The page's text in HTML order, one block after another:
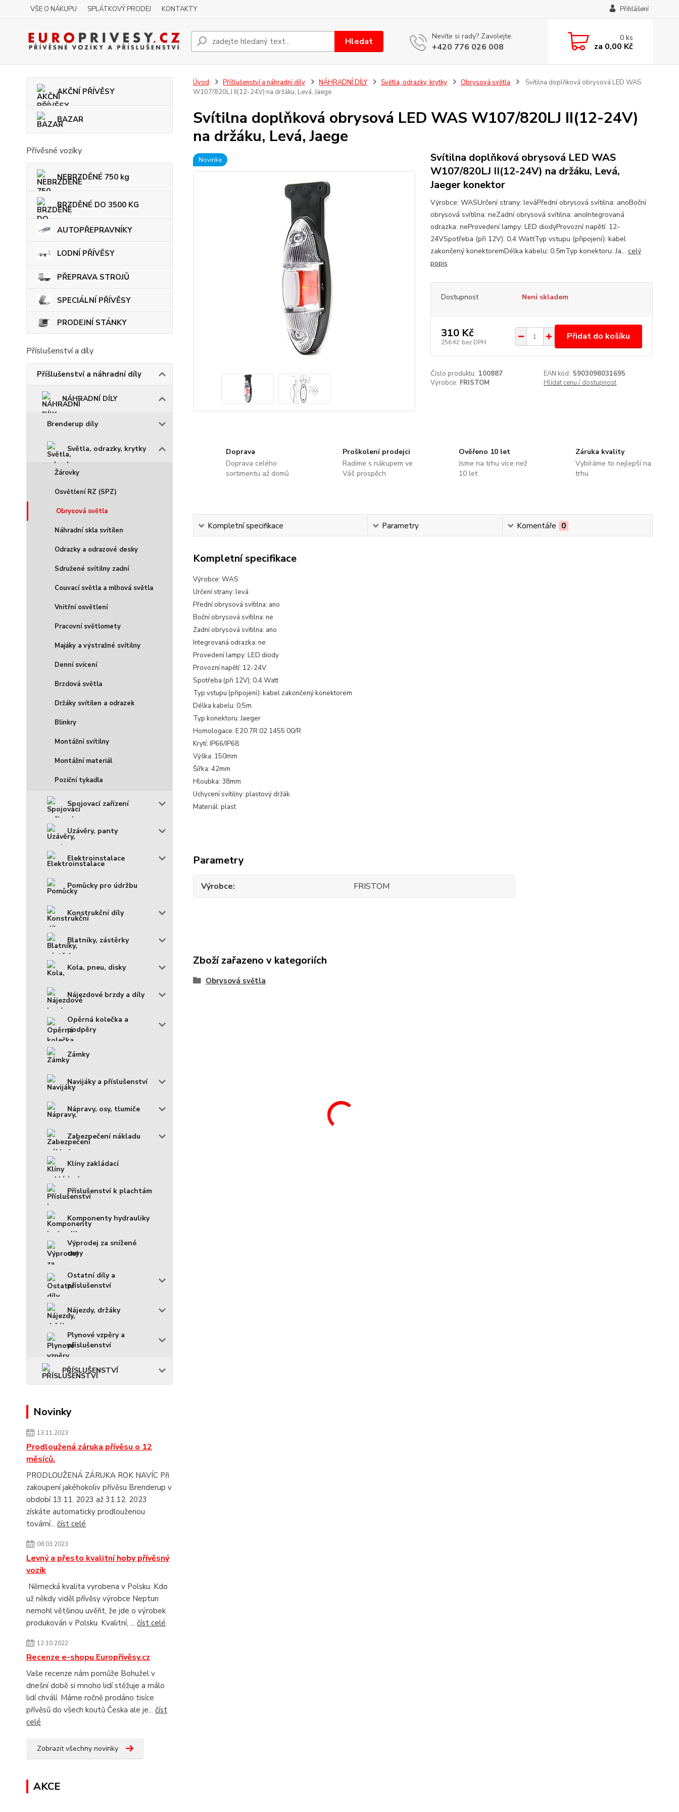
VŠE O NÁKUPU SPLÁTKOVÝ PRODEJ KONTAKTY Přihlášení
Hledat Nevíte si rady? Zavolejte.
+420 776 026 008
0ks
za 0,00 Kč
AKČNÍ PŘÍVĚSY
BAZAR
Přívěsné vozíky
NEBRZDĚNÉ 750 kg
BRZDĚNÉ DO 3500 KG
AUTOPŘEPRAVNÍKY
LODNÍ PŘÍVĚSY
PŘEPRAVA STROJŮ
SPECIÁLNÍ PŘÍVĚSY
PRODEJNÍ STÁNKY
Příslušenství a díly
Příšlušenství a náhradní díly
NÁHRADNÍ DÍLY
Brenderup díly
Světla, odrazky, krytky
Žárovky
Osvětlení RZ (SPZ)
Obrysová světla
Náhradní skla svítilen
Odrazky a odrazové desky
Sdružené svítilny zadní
Couvací světla a mlhová světla
Vnitřní osvětlení
Pracovní světlomety
Majáky a výstražné svítilny
Denní svícení
Brzdová světla
Držáky svítilen a odrazek
Blinkry
Montážní svítilny
Montážní materiál
Poziční tykadla
Spojovací zařízení
Uzávěry, panty
Elektroinstalace
Pomůcky pro údržbu
Konstrukční díly
Blatníky, zástěrky
Kola, pneu, disky
Nájezdové brzdy a díly
Opěrná kolečka a
podpěry
Zámky
Navijáky a příslušenství
Nápravy, osy, tlumiče
Zabezpečení nákladu
Klíny zakládací
Příslušenství k plachtám
Komponenty hydrauliky
Výprodej za snížené
ceny
Ostatní díly a
příslušenství
Nájezdy, držáky
Plynové vzpěry a
příslušenství
PŘÍSLUŠENSTVÍ
Novinky
13.11.2023
Prodloužená záruka přívěsu o 12
měsíců.
PRODLOUŽENÁ ZÁRUKA ROK NAVÍC Při
zakoupení jakéhokoliv přívěsu Brenderup v
období 13.11. 2023 až 31.12. 2023
získáte automaticky prodlouženou
tovární... číst celé
08.03.2023
Levný a přesto kvalitní hoby přívěsný
vozík
Německá kvalita vyrobena v Polsku. Kdo
už někdy viděl přívěsy výrobce Neptun
nemohl většinou uvěřit, že jde o výrobek
produkován v Polsku. Kvalitní, ... číst celé
12.10.2022
Recenze e-shopu Europřívěsy.cz
Vaše recenze nám pomůže Bohužel v
dnešní době si mnoho lidí stěžuje a málo
lidí chválí. Máme ročně prodáno tisíce
přívěsů do všech koutů Česka ale je... číst
celé
Zobrazit všechny novinky
AKCE
Úvod Příšlušenství a náhradní díly NÁHRADNÍ DÍLY Světla, odrazky, krytky Obrysová světla
Svítilna doplňková obrysová LED WAS
W107/820LJ II(12-24V) na držáku, Levá, Jaege
Svítilna doplňková obrysová LED WAS W107/820LJ II(12-24V)
na držáku, Levá, Jaege
Novinka
Svítilna doplňková obrysová LED WAS
W107/820LJ II(12-24V) na držáku, Levá,
Jaeger konektor
Výrobce: WASUrčení strany: leváPřední obrysová svítilna: anoBoční
obrysová svítilna: neZadní obrysová svítilna: anoIntegrovaná
odrazka: neProvedení lampy: LED diodyProvozní napětí: 12-
24VSpotřeba (při 12V): 0,4 WattTyp vstupu (připojení): kabel
zakončený konektoremDélka kabelu: 0,5mTyp konektoru: Ja... celý
popis
Dostupnost Není skladem
310 Kč
256 Kč bez DPH
Přidat do košíku
Číslo produktu: 100887 EAN kód: 5903098031695
Výrobce: FRISTOM Hlídat cenu / dostupnost
Doprava
Doprava celého
sortimentu až domů
Proškolení prodejci
Radíme s nákupem ve
Váš prospěch
Ověřeno 10 let
Jsme na trhu více než
10 let
Záruka kvality
Vybíráme to nejlepší na
trhu
Kompletní specifikace Parametry Komentáře 0
Kompletní specifikace
Výrobce: WAS
Určení strany: levá
Přední obrysová svítilna: ano
Boční obrysová svítilna: ne
Zadní obrysová svítilna: ano
Integrovaná odrazka: ne
Provedení lampy: LED diody
Provozní napětí: 12-24V
Spotřeba (při 12V): 0,4 Watt
Typ vstupu (připojení): kabel zakončený konektorem
Délka kabelu: 0,5m
Typ konektoru: Jaeger
Homologace: E20 7R 02 1455 00/R
Krytí: IP66/IP68
Výška: 150mm
Šířka: 42mm
Hloubka: 38mm
Uchycení svítilny: plastový držák
Materiál: plast
Parametry
Výrobce FRISTOM
Zboží zařazeno v kategoriích
Obrysová světla